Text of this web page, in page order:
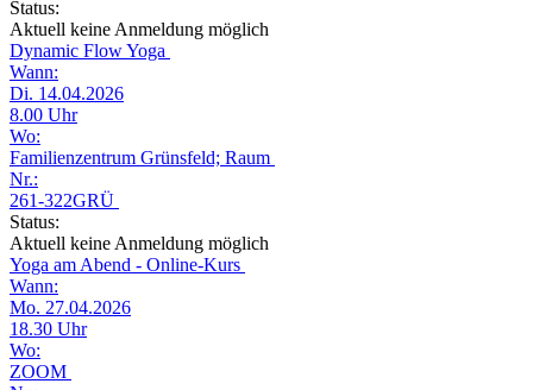
Status:
Aktuell keine Anmeldung möglich
Dynamic Flow Yoga
Wann:
Di. 14.04.2026
8.00 Uhr
Wo:
Familienzentrum Grünsfeld; Raum
Nr.:
261-322GRÜ
Status:
Aktuell keine Anmeldung möglich
Yoga am Abend - Online-Kurs
Wann:
Mo. 27.04.2026
18.30 Uhr
Wo:
ZOOM